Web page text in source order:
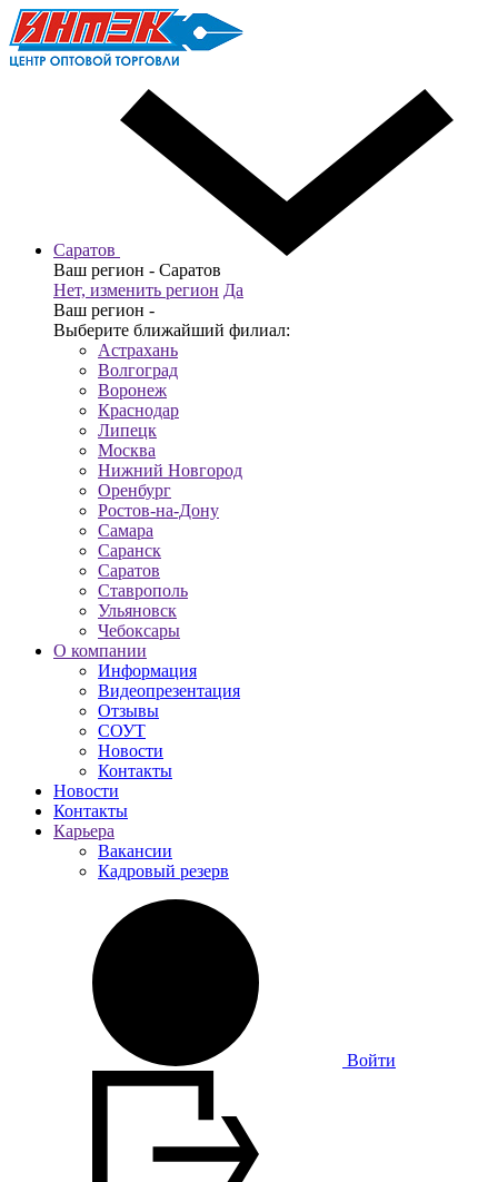
Саратов
Ваш регион - Саратов
Нет, изменить регион Да
Ваш регион -
Выберите ближайший филиал:
Астрахань
Волгоград
Воронеж
Краснодар
Липецк
Москва
Нижний Новгород
Оренбург
Ростов-на-Дону
Самара
Саранск
Саратов
Ставрополь
Ульяновск
Чебоксары
О компании
Информация
Видеопрезентация
Отзывы
СОУТ
Новости
Контакты
Новости
Контакты
Карьера
Вакансии
Кадровый резерв
Войти